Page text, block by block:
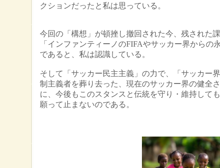
クションだったと私は思っている。
今回の「構想」が頓挫し撤回された今、残された
「インファンティーノのFIFAやサッカー界からの
であると、私は認識している。
そして「サッカー民主主義」の力で、「サッカー
制主義者を葬り去った、現在のサッカー界の健全
に、今後もこのスタンスと伝統を守り・維持して
願って止まないのである。